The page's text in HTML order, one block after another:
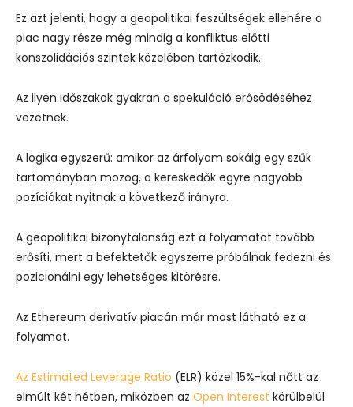
Ez azt jelenti, hogy a geopolitikai feszültségek ellenére a
piac nagy része még mindig a konfliktus előtti
konszolidációs szintek közelében tartózkodik.
Az ilyen időszakok gyakran a spekuláció erősödéséhez
vezetnek.
A logika egyszerű: amikor az árfolyam sokáig egy szűk
tartományban mozog, a kereskedők egyre nagyobb
pozíciókat nyitnak a következő irányra.
A geopolitikai bizonytalanság ezt a folyamatot tovább
erősíti, mert a befektetők egyszerre próbálnak fedezni és
pozicionálni egy lehetséges kitörésre.
Az Ethereum derivatív piacán már most látható ez a
folyamat.
Az Estimated Leverage Ratio (ELR) közel 15%-kal nőtt az
elmúlt két hétben, miközben az Open Interest körülbelül